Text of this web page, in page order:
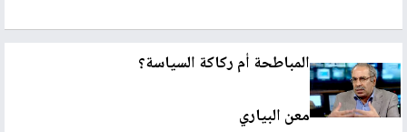
المباطحة أم ركاكة السياسة؟
معن البياري